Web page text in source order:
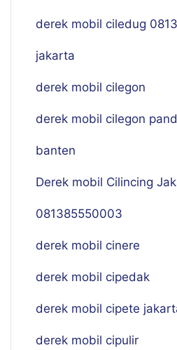
derek mobil ciledug
jakarta
derek mobil cilegon
derek mobil cilegon
banten
Derek mobil Cilincing
081385550003
derek mobil cinere
derek mobil cipedak
derek mobil cipete
derek mobil cipulir